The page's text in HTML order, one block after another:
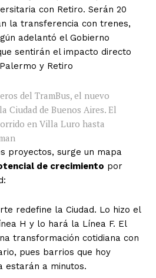
con Retiro. Serán 20
la transferencia con trenes,
adelantó el Gobierno
sentirán el impacto directo
y Retiro
del TramBus, el nuevo
Ciudad de Buenos Aires. El
en Villa Luro hasta
proyectos, surge un mapa
de crecimiento por
redefine la Ciudad. Lo hizo el
H y lo hará la Línea F. El
transformación cotidiana con
pues barrios que hoy
estarán a minutos.